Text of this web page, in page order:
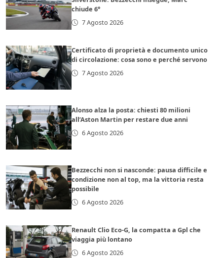
chiude 6°
7 Agosto 2026
Certificato di proprietà e documento unico
di circolazione: cosa sono e perché servono
7 Agosto 2026
Alonso alza la posta: chiesti 80 milioni
all’Aston Martin per restare due anni
6 Agosto 2026
Bezzecchi non si nasconde: pausa difficile e
condizione non al top, ma la vittoria resta
possibile
6 Agosto 2026
Renault Clio Eco-G, la compatta a Gpl che
viaggia più lontano
6 Agosto 2026